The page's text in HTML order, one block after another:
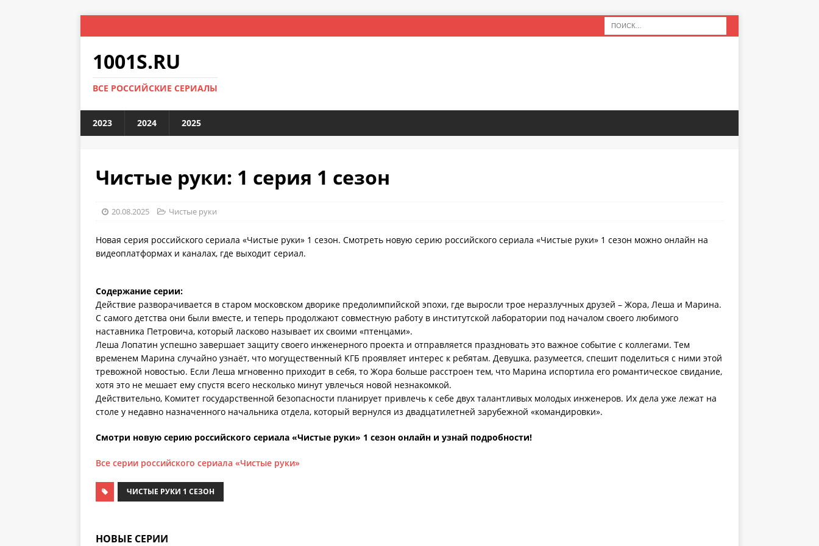
1001S.RU
ВСЕ РОССИЙСКИЕ СЕРИАЛЫ
2023 2024 2025
Чистые руки: 1 серия 1 сезон
20.08.2025 Чистые руки
Новая серия российского сериала «Чистые руки» 1 сезон. Смотреть новую серию российского сериала «Чистые руки» 1 сезон можно онлайн на
видеоплатформах и каналах, где выходит сериал.
Содержание серии:
Действие разворачивается в старом московском дворике предолимпийской эпохи, где выросли трое неразлучных друзей – Жора, Леша и Марина.
С самого детства они были вместе, и теперь продолжают совместную работу в институтской лаборатории под началом своего любимого
наставника Петровича, который ласково называет их своими «птенцами».
Леша Лопатин успешно завершает защиту своего инженерного проекта и отправляется праздновать это важное событие с коллегами. Тем
временем Марина случайно узнаёт, что могущественный КГБ проявляет интерес к ребятам. Девушка, разумеется, спешит поделиться с ними этой
тревожной новостью. Если Леша мгновенно приходит в себя, то Жора больше расстроен тем, что Марина испортила его романтическое свидание,
хотя это не мешает ему спустя всего несколько минут увлечься новой незнакомкой.
Действительно, Комитет государственной безопасности планирует привлечь к себе двух талантливых молодых инженеров. Их дела уже лежат на
столе у недавно назначенного начальника отдела, который вернулся из двадцатилетней зарубежной «командировки».
Смотри новую серию российского сериала «Чистые руки» 1 сезон онлайн и узнай подробности!
Все серии российского сериала «Чистые руки»
ЧИСТЫЕ РУКИ 1 СЕЗОН
НОВЫЕ СЕРИИ